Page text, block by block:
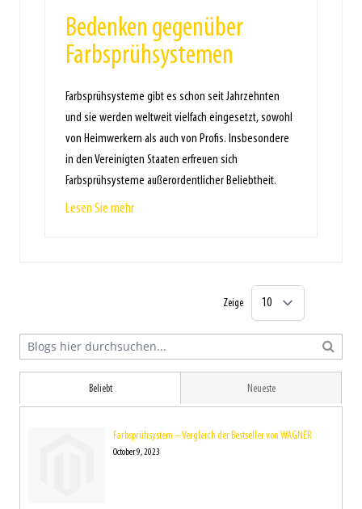
Beliebt
Farbsprühsystem – Vergleich der Bestseller von WAGNER
October 9, 2023
Neueste
Bedenken gegenüber
Farbsprühsystemen
Farbsprühsysteme gibt es schon seit Jahrzehnten
und sie werden weltweit vielfach eingesetzt, sowohl
von Heimwerkern als auch von Profis. Insbesondere
in den Vereinigten Staaten erfreuen sich
Farbsprühsysteme außerordentlicher Beliebtheit.
Lesen Sie mehr
Zeige